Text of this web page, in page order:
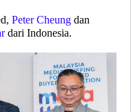
Peter Cheung dan
dari Indonesia.